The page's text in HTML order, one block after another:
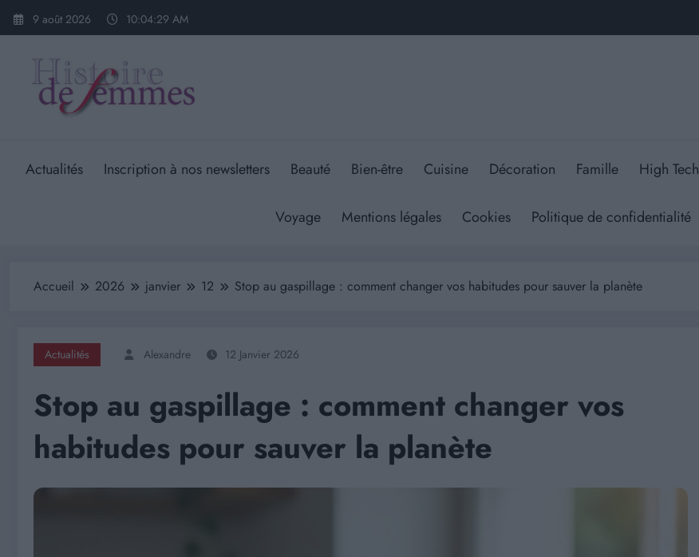
Aller
9 août 2026 10:04:30 AM
Actualités Inscription à nos newsletters Beauté Bien-être Cuisine Décoration Famille High Tech
Voyage Mentions légales Cookies Politique de confidentialité
Accueil 2026 janvier 12 Stop au gaspillage : comment changer vos habitudes pour sauver la planète
Actualités Alexandre 12 Janvier 2026
Stop au gaspillage : comment changer vos
habitudes pour sauver la planète